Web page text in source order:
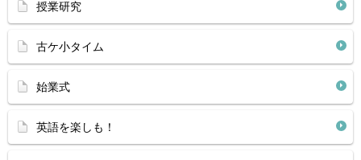
授業研究
古ケ小タイム
始業式
英語を楽しも！